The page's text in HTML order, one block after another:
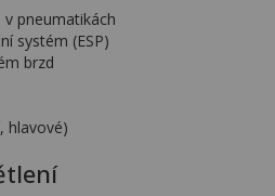
pneumatikách
systém (ESP)
brzd
hlavové)